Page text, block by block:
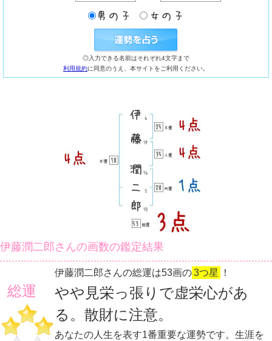
◎入力できる名前はそれぞれ4文字まで
利用規約に同意のうえ、本サイトをご利用ください。
伊藤潤二郎さんの画数の鑑定結果
総運
伊藤潤二郎さんの総運は53画の3つ星 ！
やや見栄っ張りで虚栄心があ
る。散財に注意。
あなたの人生を表す1番重要な運勢です。生涯を